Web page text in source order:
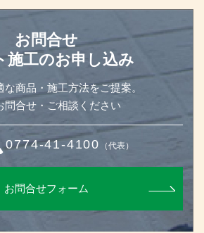
お問合せ
施工のお申し込み
商品・施工方法をご提案。
問合せ・ご相談ください
0774-41-4100 （代表）
お問合せフォーム